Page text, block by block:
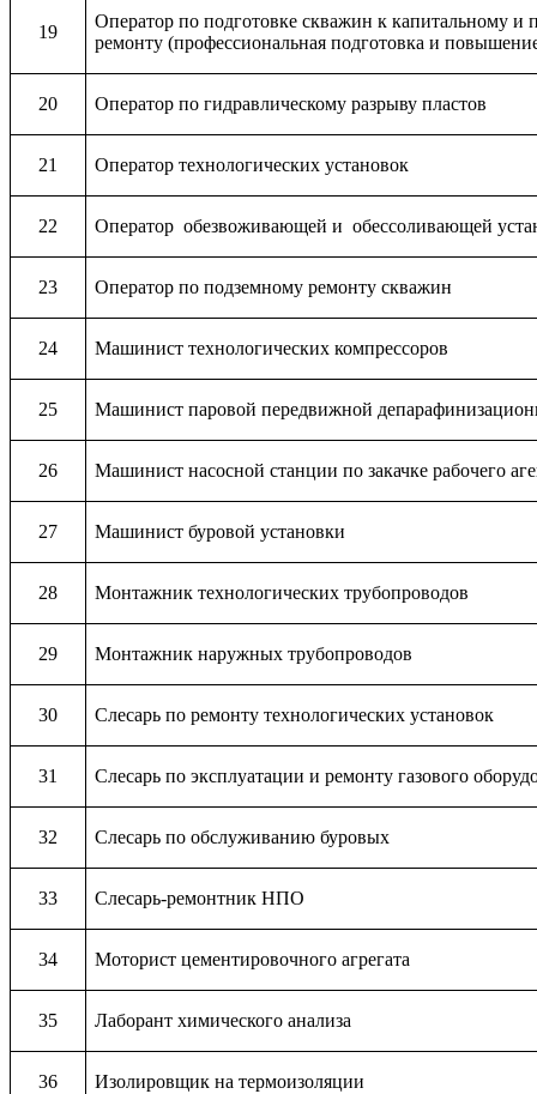
19
Оператор по подготовке скважин к капитальному и
ремонту (профессиональная подготовка и
20 Оператор по гидравлическому разрыву пластов
21 Оператор технологических установок
22 Оператор обезвоживающей и обессоливающей
23 Оператор по подземному ремонту скважин
24 Машинист технологических компрессоров
25 Машинист паровой передвижной
26 Машинист насосной станции по закачке рабочего
27 Машинист буровой установки
28 Монтажник технологических трубопроводов
29 Монтажник наружных трубопроводов
30 Слесарь по ремонту технологических установок
31 Слесарь по эксплуатации и ремонту газового
32 Слесарь по обслуживанию буровых
33 Слесарь-ремонтник НПО
34 Моторист цементировочного агрегата
35 Лаборант химического анализа
36 Изолировщик на термоизоляции